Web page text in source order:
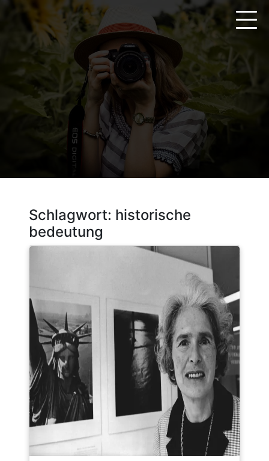
springen
Schlagwort: historische
bedeutung